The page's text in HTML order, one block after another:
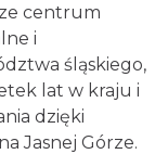
centrum
i
śląskiego,
lat w kraju i
dzięki
Jasnej Górze.